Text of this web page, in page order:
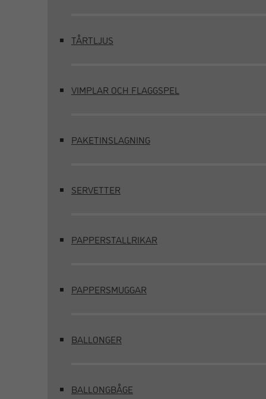
TÅRTLJUS
VIMPLAR OCH FLAGGSPEL
PAKETINSLAGNING
SERVETTER
PAPPERSTALLRIKAR
PAPPERSMUGGAR
BALLONGER
BALLONGBÅGE